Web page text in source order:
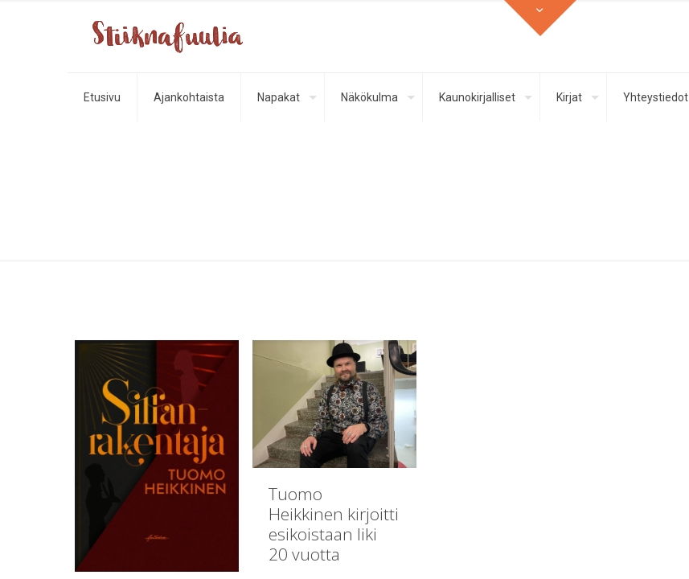
Etusivu Ajankohtaista Napakat Näkökulma Kaunokirjalliset Kirjat Yhteystiedot
Tuomo
Heikkinen kirjoitti
esikoistaan liki
20 vuotta